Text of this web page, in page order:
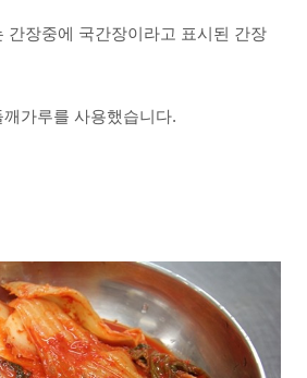
간장중에 국간장이라고 표시된 간장
가루를 사용했습니다.